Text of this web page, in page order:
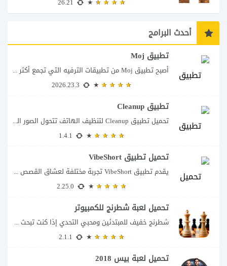
أحدث البرامج
تطبيق Moj
أصبح تطبيق Moj من تطبيقات الترفيه التي تجمع أكثر من تجربة داخل مكان واحد؛...
تطبيق Cleanup
تحميل تطبيق Cleanup لتنظيف الهاتف تتحول الصور المتشابهة ولقطات الشاشة ومقاطع الفيديو الكبيرة بمرور...
تحميل تطبيق VibeShort
يقدم تطبيق VibeShort تجربة مختلفة لعشاق القصص القصيرة، فهو لا يعتمد على المسلسلات المصورة...
تحميل لعبة شطرنج للكمبيوتر
شطرنج خفيف للمبتدئين ومحبي التحدي إذا كنت تبحث عن لعبة شطرنج بسيطة للكمبيوتر لا...
تحميل لعبة بيس 2018